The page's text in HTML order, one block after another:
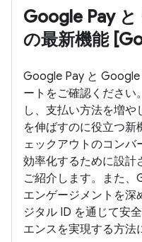
Google Pay
の最新機能
Google Pay と
ートをご確認ください
し、支払い方法を増
を伸ばすのに役立つ新
ェックアウトのコンバ
効率化するために設計
ご紹介します。また
エンゲージメントを深
ジタル ID を通じて安
エンスを実現する方法